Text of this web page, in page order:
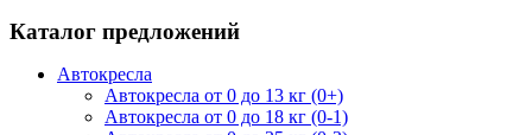
Каталог предложений
Автокресла
Автокресла от 0 до 13 кг (0+)
Автокресла от 0 до 18 кг (0-1)